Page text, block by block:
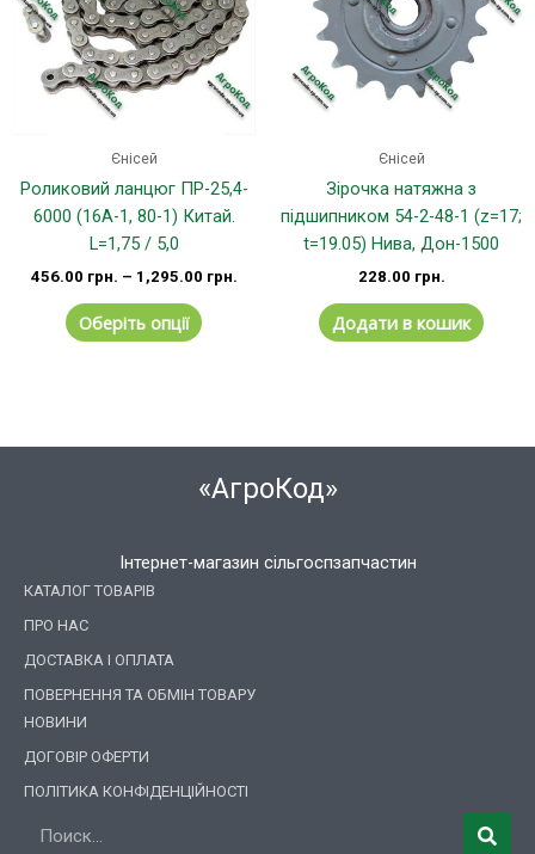
Єнісей
Роликовий ланцюг ПР-25,4-
6000 (16А-1, 80-1) Китай.
L=1,75 / 5,0
456.00 грн. – 1,295.00 грн.
Оберіть опції
варіантів.
Параметри
можна
вибрати
товару
Єнісей
Зірочка натяжна з
підшипником 54-2-48-1 (z=17;
t=19.05) Нива, Дон-1500
228.00 грн.
Додати в кошик
«АгроКод»
Інтернет-магазин сільгоспзапчастин
КАТАЛОГ ТОВАРІВ
ПРО НАС
ДОСТАВКА І ОПЛАТА
ПОВЕРНЕННЯ ТА ОБМІН ТОВАРУ
НОВИНИ
ДОГОВІР ОФЕРТИ
ПОЛІТИКА КОНФІДЕНЦІЙНОСТІ
Пошук